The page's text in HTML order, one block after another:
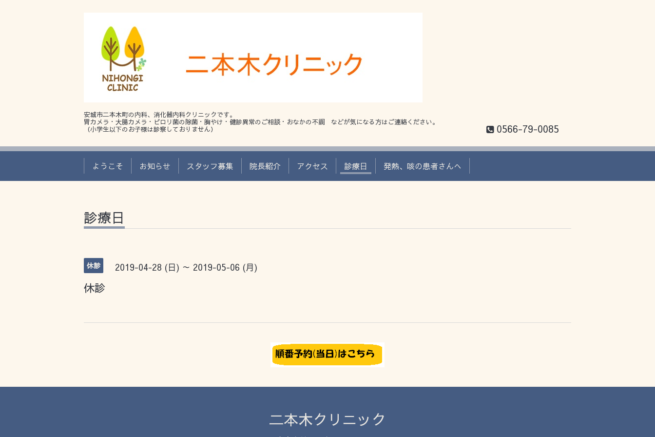
安城市二本木町の内科、消化器内科クリニックです。
胃カメラ・大腸カメラ・ピロリ菌の除菌・胸やけ・健診異常のご相談・おなかの不調 などが気になる方はご連絡ください。
（小学生以下のお子様は診察しておりません）
0566-79-0085
ようこそ お知らせ スタッフ募集 院長紹介 アクセス 診療日 発熱、咳の患者さんへ
診療日
休診 2019-04-28 (日) ～ 2019-05-06 (月)
休診
二本木クリニック